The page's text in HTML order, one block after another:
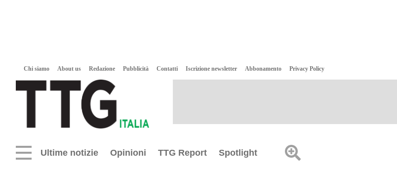
Chi siamo About us Redazione Pubblicità Contatti Iscrizione newsletter Abbonamento Privacy Policy
Ultime notizie Opinioni TTG Report Spotlight